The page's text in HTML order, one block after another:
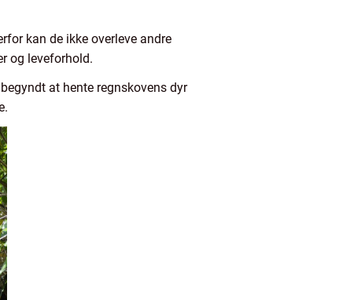
kan de ikke overleve andre
og leveforhold.
at hente regnskovens dyr